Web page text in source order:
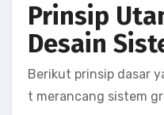
Prinsip
Desain
Berikut prinsip dasar
t merancang sistem